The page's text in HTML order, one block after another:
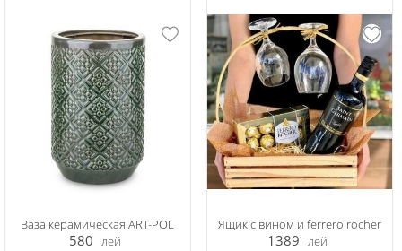
Ваза керамическая ART-POL
580 лей
Ящик с вином и ferrero rocher
1389 лей